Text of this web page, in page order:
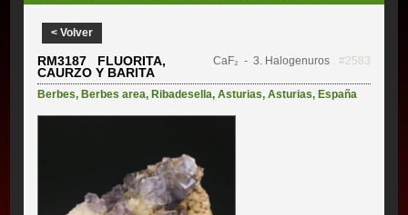
< Volver
RM3187 FLUORITA,
CAURZO Y BARITA
CaF₂ - 3. Halogenuros #2583
Berbes, Berbes area, Ribadesella,Asturias,Asturias, España